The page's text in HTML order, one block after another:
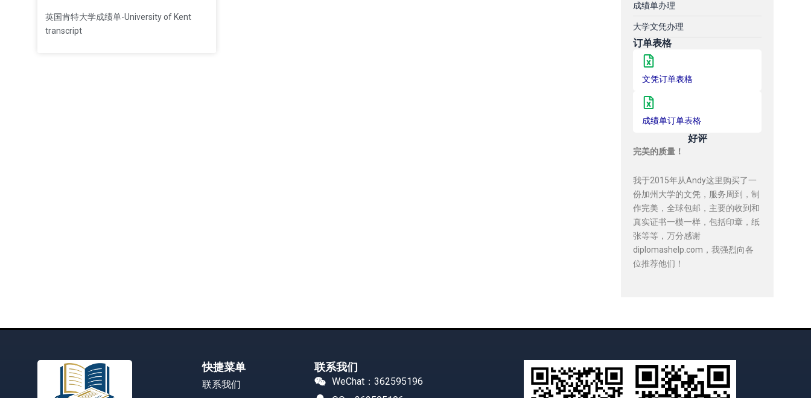
英国肯特大学成绩单-University of Kent
transcript
成绩单办理
大学文凭办理
订单表格
文凭订单表格
成绩单订单表格
好评
完美的质量！
我于2015年从Andy这里购买了一
份加州大学的文凭，服务周到，制
作完美，全球包邮，主要的收到和
真实证书一模一样，包括印章，纸
张等等，万分感谢
diplomashelp.com，我强烈向各
位推荐他们！
快捷菜单
联系我们
联系我们
WeChat：362595196